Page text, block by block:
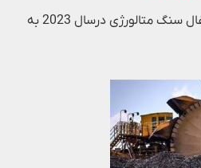
انتظار می رود تجارت جهانی زغال سنگ متالورژی درسال 2023 به